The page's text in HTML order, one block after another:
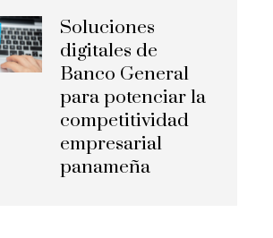
Soluciones
digitales de
Banco General
para potenciar la
competitividad
empresarial
panameña